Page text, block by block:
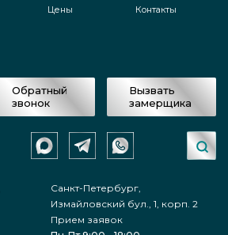
Цены
Контакты
Обратный
звонок
Вызвать
замерщика
Санкт-Петербург,
Измайловский бул., 1, корп. 2
Прием заявок